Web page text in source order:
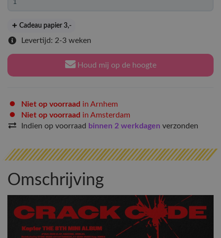
Cadeau papier 3,-
Levertijd: 2-3 weken
Houd mij op de hoogte
Niet op voorraad in Arnhem
Niet op voorraad in Amsterdam
Indien op voorraad binnen 2 werkdagen verzonden
Omschrijving